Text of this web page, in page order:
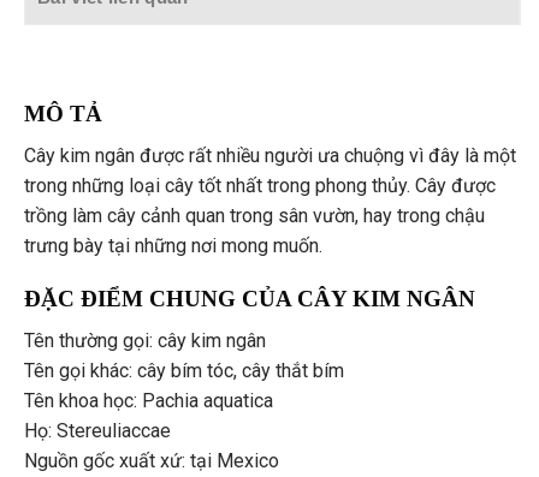
MÔ TẢ
Cây kim ngân được rất nhiều người ưa chuộng vì đây là một
trong những loại cây tốt nhất trong phong thủy. Cây được
trồng làm cây cảnh quan trong sân vườn, hay trong chậu
trưng bày tại những nơi mong muốn.
ĐẶC ĐIỂM CHUNG CỦA CÂY KIM NGÂN
Tên thường gọi: cây kim ngân
Tên gọi khác: cây bím tóc, cây thắt bím
Tên khoa học: Pachia aquatica
Họ: Stereuliaccae
Nguồn gốc xuất xứ: tại Mexico